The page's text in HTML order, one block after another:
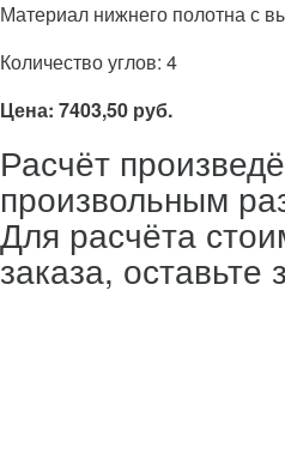
Материал нижнего полотна с
Количество углов: 4
Цена: 7403,50 руб.
Расчёт
произвольным
Для расчёта
заказа, оставьте